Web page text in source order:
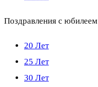
Поздравления с юбилеем
20 Лет
25 Лет
30 Лет